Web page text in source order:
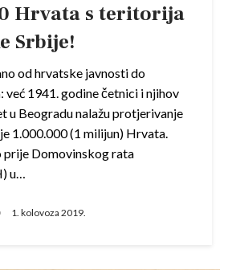
Hrvata s teritorija
Srbije!
od hrvatske javnosti do
već 1941. godine četnici i njihov
u Beogradu nalažu protjerivanje
1.000.000 (1 milijun) Hrvata.
prije Domovinskog rata
u…
1. kolovoza 2019.